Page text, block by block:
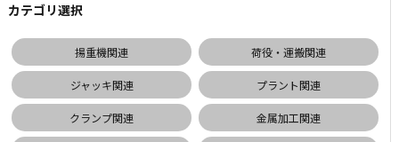
カテゴリ選択
揚重機関連 荷役・運搬関連
ジャッキ関連 プラント関連
クランプ関連 金属加工関連